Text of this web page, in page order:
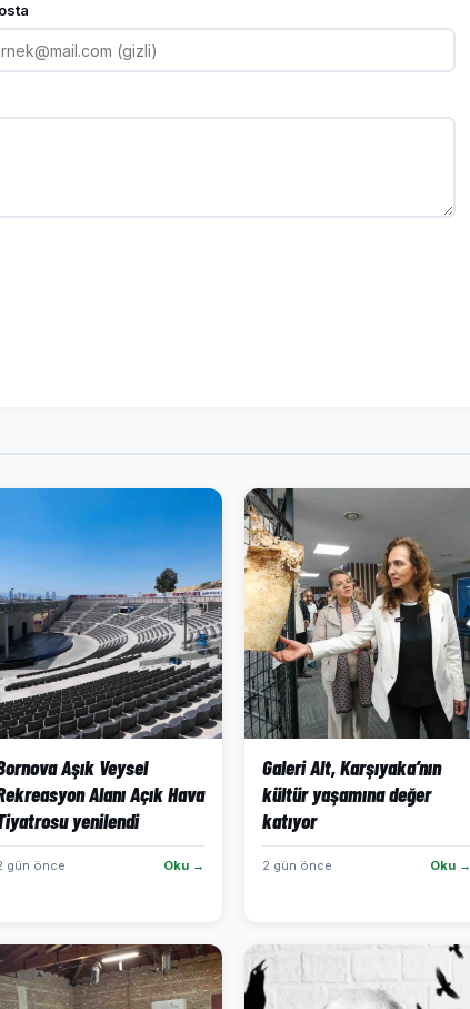
Aşık Veysel
Alanı Açık Hava
yenilendi
gün önce Oku →
Galeri Alt, Karşıyaka’nın
kültür yaşamına değer
katıyor
2 gün önce Oku →